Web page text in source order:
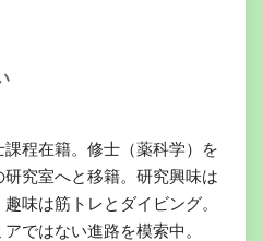
程在籍。修士（薬科学）を
究室へと移籍。研究興味は
味は筋トレとダイビング。
ではない進路を模索中。